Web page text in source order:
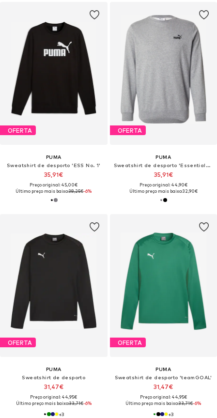
OFERTA
PUMA
Sweatshirt de desporto 'ESS No. 1'
35,91€
Preço original: 45,00€
Último preço mais baixo:38,25€-6%
OFERTA
PUMA
Sweatshirt de desporto 'Essentials No. 1'
35,91€
Preço original: 44,90€
Último preço mais baixo:32,90€
OFERTA
PUMA
Sweatshirt de desporto
31,47€
Preço original: 44,95€
Último preço mais baixo:33,71€-6%
+3
OFERTA
PUMA
Sweatshirt de desporto 'teamGOAL'
31,47€
Preço original: 44,95€
Último preço mais baixo:33,71€-6%
+3